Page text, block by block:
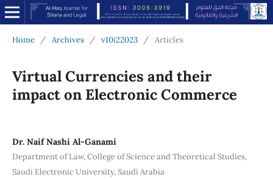
Home / Archives / v10i22023 / Articles
Virtual Currencies and their
impact on Electronic Commerce
Dr. Naif Nashi Al-Ganami
Department of Law, College of Science and Theoretical Studies,
Saudi Electronic University, Saudi Arabia